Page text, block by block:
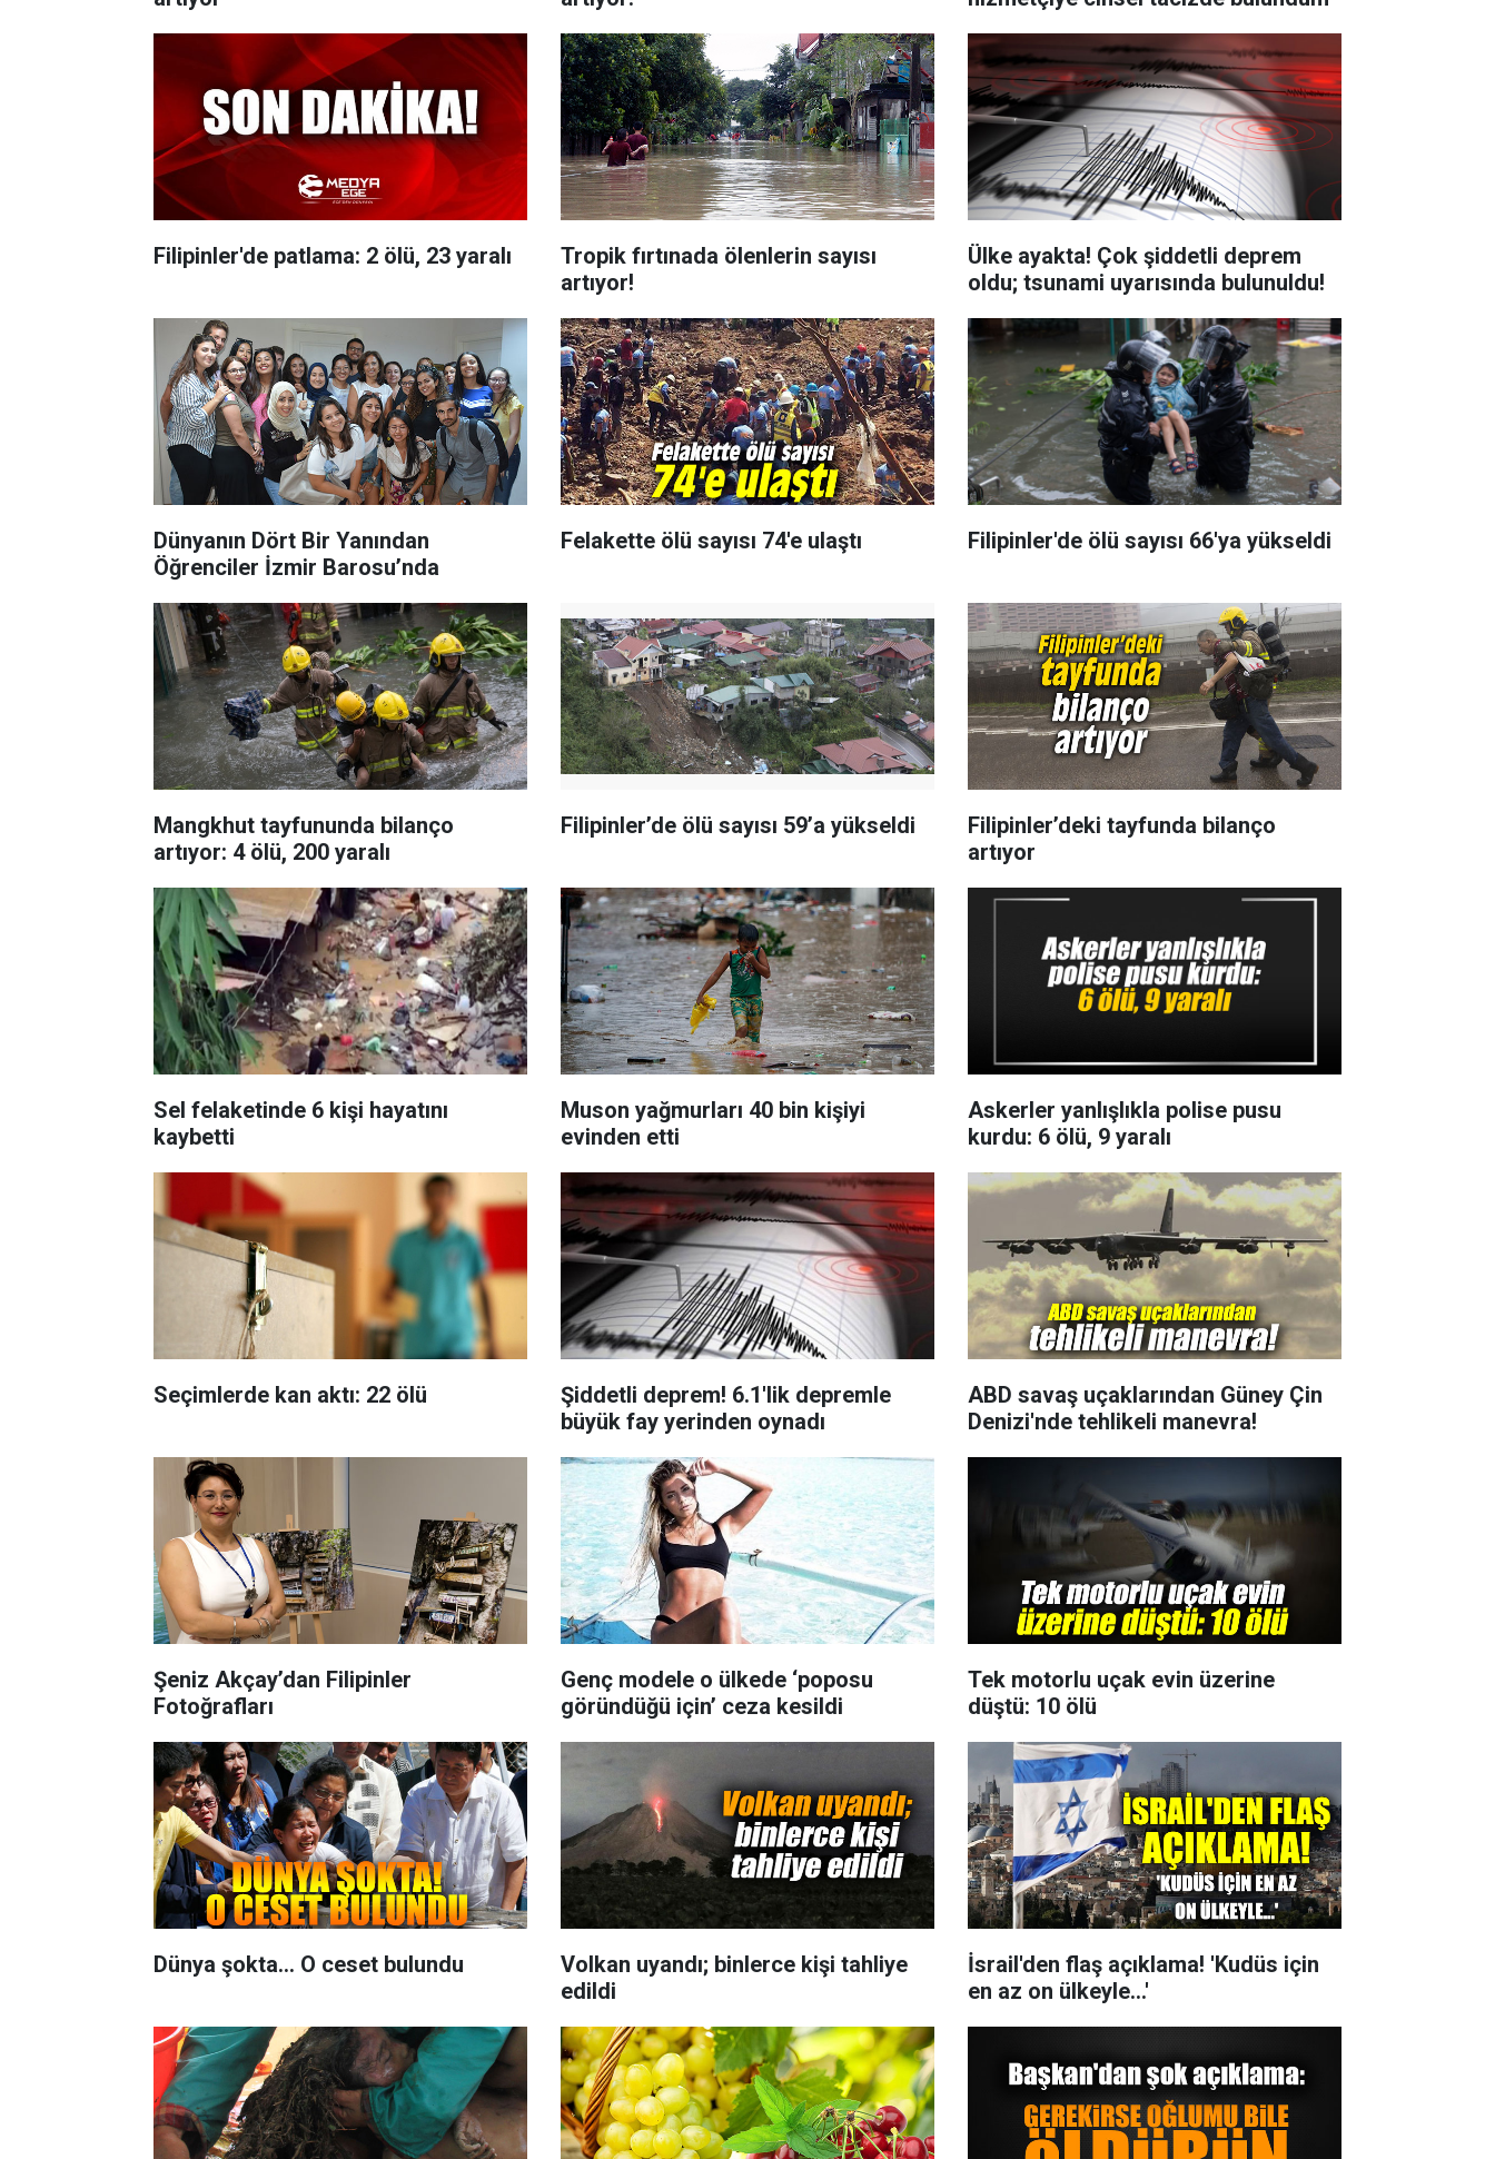
Filipinler'de patlama: 2 ölü, 23 yaralı
Tropik fırtınada ölenlerin sayısı
artıyor!
Ülke ayakta! Çok şiddetli deprem
oldu; tsunami uyarısında bulunuldu!
Dünyanın Dört Bir Yanından
Öğrenciler İzmir Barosu’nda
Felakette ölü sayısı 74'e ulaştı Filipinler'de ölü sayısı 66'ya yükseldi
Mangkhut tayfununda bilanço
artıyor: 4 ölü, 200 yaralı
Filipinler’de ölü sayısı 59’a yükseldi
Filipinler’deki tayfunda bilanço
artıyor
Sel felaketinde 6 kişi hayatını
kaybetti
Muson yağmurları 40 bin kişiyi
evinden etti
Askerler yanlışlıkla polise pusu
kurdu: 6 ölü, 9 yaralı
Seçimlerde kan aktı: 22 ölü
Şiddetli deprem! 6.1'lik depremle
büyük fay yerinden oynadı
ABD savaş uçaklarından Güney Çin
Denizi'nde tehlikeli manevra!
Şeniz Akçay’dan Filipinler
Fotoğrafları
Genç modele o ülkede ‘poposu
göründüğü için’ ceza kesildi
Tek motorlu uçak evin üzerine
düştü: 10 ölü
Dünya şokta... O ceset bulundu
Volkan uyandı; binlerce kişi tahliye
edildi
İsrail'den flaş açıklama! 'Kudüs için
en az on ülkeyle...'